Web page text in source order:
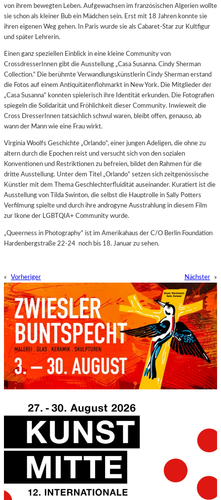
von ihrem bewegten Leben. Aufgewachsen im französischen Algerien wollte
sie schon als kleiner Bub ein Mädchen sein. Erst mit 18 Jahren konnte sie
ihren eigenen Weg gehen. In Paris wurde sie als Cabaret-Star zur Kultfigur
und später Lehrerin.
Einen ganz speziellen Einblick in eine kleine Community von
CrossdresserInnen gibt die Ausstellung „Casa Susanna. Cindy Sherman
Collection.“ Die berühmte Verwandlungskünstlerin Cindy Sherman erstand
die Fotos auf einem Antiquitätenflohmarkt in New York. Die Mitglieder der
„Casa Susanna“ konnten spielerisch ihre Identität erkunden. Die Fotografien
spiegeln die Solidarität und Fröhlichkeit dieser Community. Inwieweit die
Cross DresserInnen tatsächlich schwul waren, bleibt offen, genauso, ab
wann der Mann wie eine Frau wirkt.
Virginia Woolfs Geschichte „Orlando“, einer jungen Adeligen, die ohne zu
altern durch die Epochen reist und versucht sich von den sozialen
Konventionen und Restriktionen zu befreien, bildet den Rahmen für die
dritte Ausstellung. Unter dem Titel „Orlando“ setzen sich zeitgenössische
Künstler mit dem Thema Geschlechterfluidität auseinander. Kuratiert ist die
Ausstellung von Tilda Swinton, die selbst die Hauptrolle in Sally Potters
Verfilmung spielte und durch ihre androgyne Ausstrahlung in diesem Film
zur Ikone der LGBTQIA+ Community wurde.
„Queerness in Photography“ ist im Amerikahaus der C/O Berlin Foundation
Hardenbergstraße 22-24 noch bis 18. Januar zu sehen.
« Vorheriger Nächster »